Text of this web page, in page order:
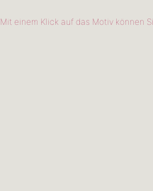
Mit einem Klick auf das Motiv können